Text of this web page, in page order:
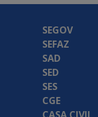
SEGOV
SEFAZ
SAD
SED
SES
CGE